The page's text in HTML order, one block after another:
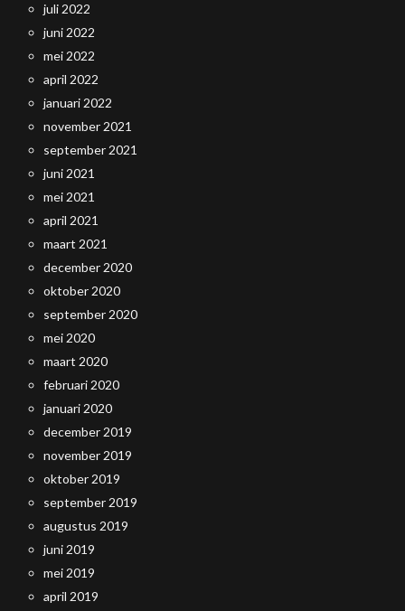
juli 2022
juni 2022
mei 2022
april 2022
januari 2022
november 2021
september 2021
juni 2021
mei 2021
april 2021
maart 2021
december 2020
oktober 2020
september 2020
mei 2020
maart 2020
februari 2020
januari 2020
december 2019
november 2019
oktober 2019
september 2019
augustus 2019
juni 2019
mei 2019
april 2019